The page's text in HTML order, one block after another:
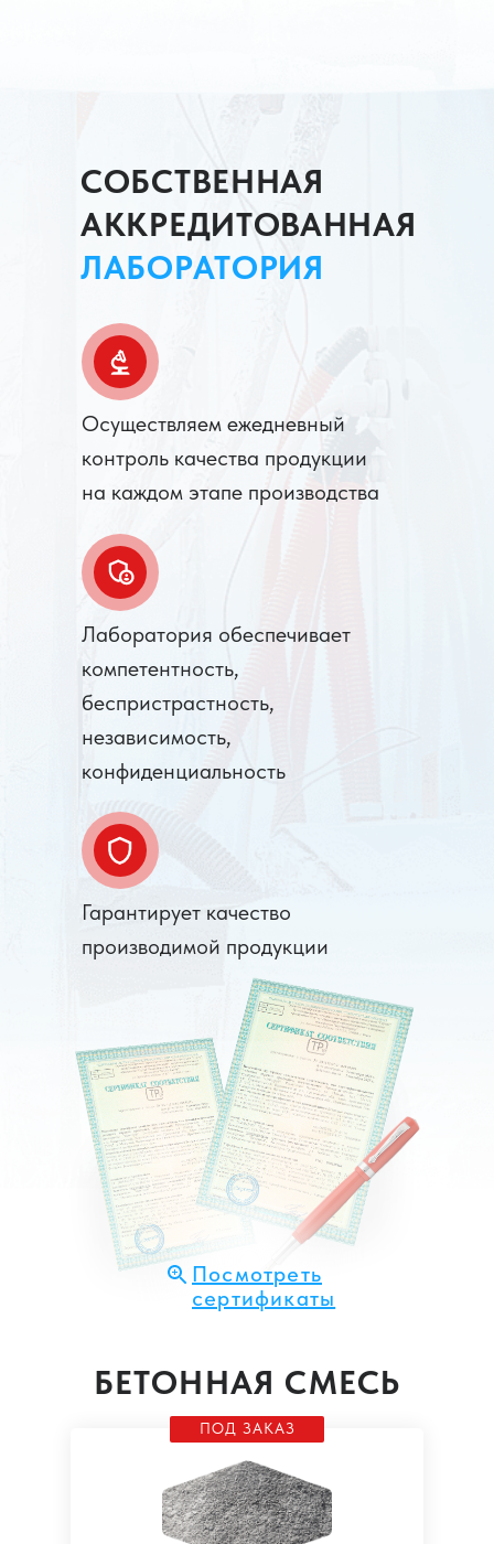
СОБСТВЕННАЯ
АККРЕДИТОВАННАЯ
ЛАБОРАТОРИЯ
Осуществляем ежедневный
контроль качества продукции
на каждом этапе производства
Лаборатория обеспечивает
компетентность,
беспристрастность,
независимость,
конфиденциальность
Гарантирует качество
производимой продукции
Посмотреть
сертификаты
БЕТОННАЯ СМЕСЬ
ПОД ЗАКАЗ